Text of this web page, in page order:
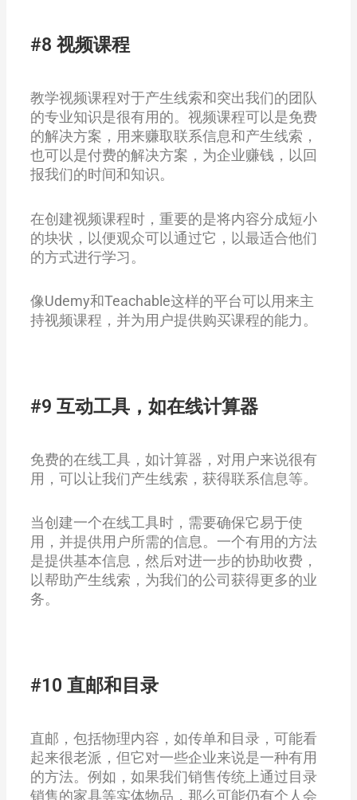
#8 视频课程
教学视频课程对于产生线索和突出我们的团队
的专业知识是很有用的。视频课程可以是免费
的解决方案，用来赚取联系信息和产生线索，
也可以是付费的解决方案，为企业赚钱，以回
报我们的时间和知识。
在创建视频课程时，重要的是将内容分成短小
的块状，以便观众可以通过它，以最适合他们
的方式进行学习。
像Udemy和Teachable这样的平台可以用来主
持视频课程，并为用户提供购买课程的能力。
#9 互动工具，如在线计算器
免费的在线工具，如计算器，对用户来说很有
用，可以让我们产生线索，获得联系信息等。
当创建一个在线工具时，需要确保它易于使
用，并提供用户所需的信息。一个有用的方法
是提供基本信息，然后对进一步的协助收费，
以帮助产生线索，为我们的公司获得更多的业
务。
#10 直邮和目录
直邮，包括物理内容，如传单和目录，可能看
起来很老派，但它对一些企业来说是一种有用
的方法。例如，如果我们销售传统上通过目录
销售的家具等实体物品，那么可能仍有个人会